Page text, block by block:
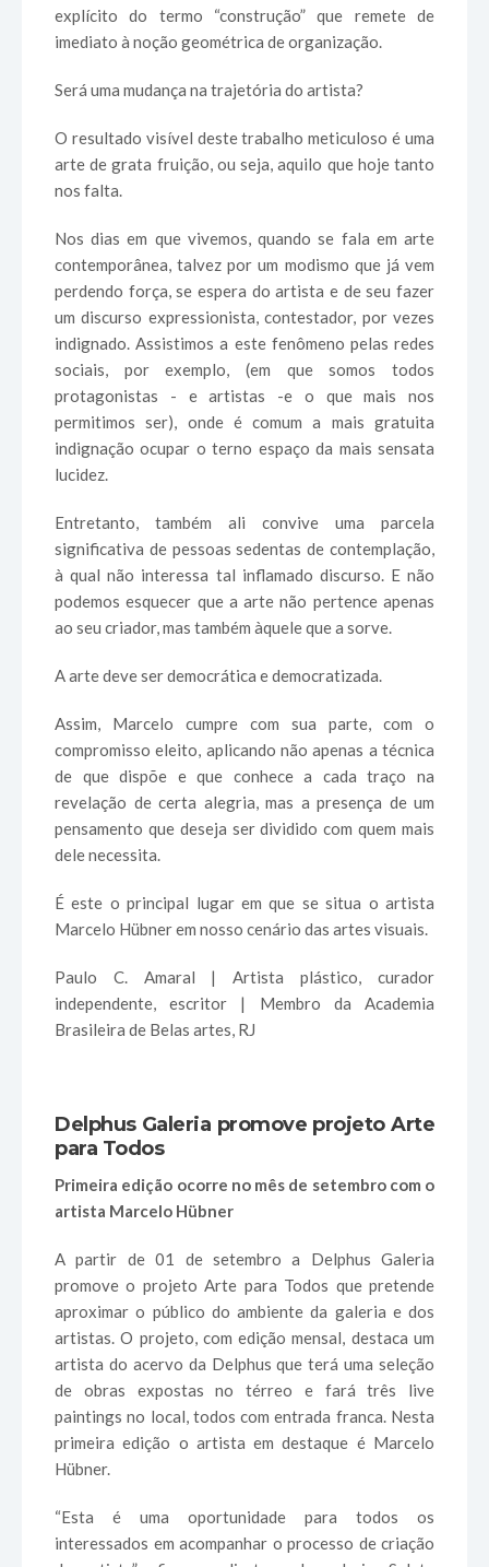
explícito do termo “construção” que remete de
imediato à noção geométrica de organização.
Será uma mudança na trajetória do artista?
O resultado visível deste trabalho meticuloso é uma
arte de grata fruição, ou seja, aquilo que hoje tanto
nos falta.
Nos dias em que vivemos, quando se fala em arte
contemporânea, talvez por um modismo que já vem
perdendo força, se espera do artista e de seu fazer
um discurso expressionista, contestador, por vezes
indignado. Assistimos a este fenômeno pelas redes
sociais, por exemplo, (em que somos todos
protagonistas - e artistas -e o que mais nos
permitimos ser), onde é comum a mais gratuita
indignação ocupar o terno espaço da mais sensata
lucidez.
Entretanto, também ali convive uma parcela
significativa de pessoas sedentas de contemplação,
à qual não interessa tal inflamado discurso. E não
podemos esquecer que a arte não pertence apenas
ao seu criador, mas também àquele que a sorve.
A arte deve ser democrática e democratizada.
Assim, Marcelo cumpre com sua parte, com o
compromisso eleito, aplicando não apenas a técnica
de que dispõe e que conhece a cada traço na
revelação de certa alegria, mas a presença de um
pensamento que deseja ser dividido com quem mais
dele necessita.
É este o principal lugar em que se situa o artista
Marcelo Hübner em nosso cenário das artes visuais.
Paulo C. Amaral | Artista plástico, curador
independente, escritor | Membro da Academia
Brasileira de Belas artes, RJ
Delphus Galeria promove projeto Arte
para Todos
Primeira edição ocorre no mês de setembro com o
artista Marcelo Hübner
A partir de 01 de setembro a Delphus Galeria
promove o projeto Arte para Todos que pretende
aproximar o público do ambiente da galeria e dos
artistas. O projeto, com edição mensal, destaca um
artista do acervo da Delphus que terá uma seleção
de obras expostas no térreo e fará três live
paintings no local, todos com entrada franca. Nesta
primeira edição o artista em destaque é Marcelo
Hübner.
“Esta é uma oportunidade para todos os
interessados em acompanhar o processo de criação